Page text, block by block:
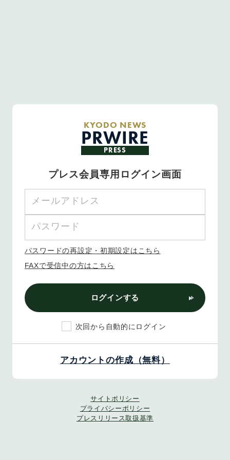
KYODO NEWS
PRWIRE
PRESS
プレス会員専用ログイン画面
パスワードの再設定・初期設定はこちら
FAXで受信中の方はこちら
ログインする
次回から自動的にログイン
アカウントの作成（無料）
サイトポリシー
プライバシーポリシー
プレスリリース取扱基準